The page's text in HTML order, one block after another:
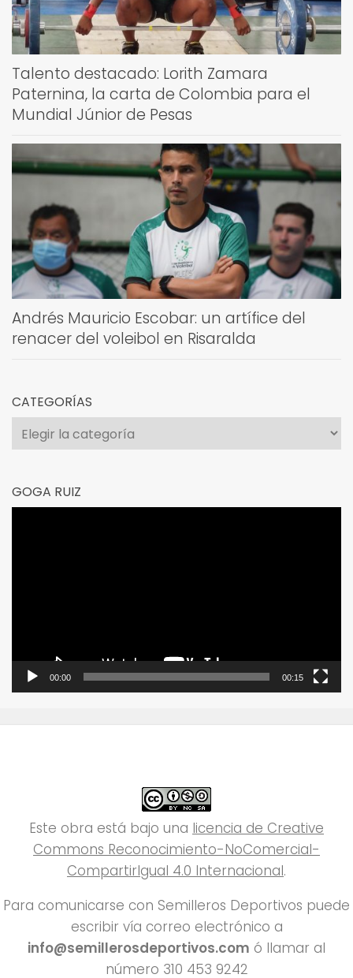
Talento destacado: Lorith Zamara
Paternina, la carta de Colombia para el
Mundial Júnior de Pesas
Andrés Mauricio Escobar: un artífice del
renacer del voleibol en Risaralda
CATEGORÍAS
Categorías
GOGA RUIZ
00:00 00:15
Este obra está bajo una licencia de Creative
Commons Reconocimiento-NoComercial-
CompartirIgual 4.0 Internacional.
Para comunicarse con Semilleros Deportivos puede
escribir vía correo electrónico a
info@semillerosdeportivos.com ó llamar al
número 310 453 9242